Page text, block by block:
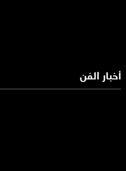
أخبار الفن